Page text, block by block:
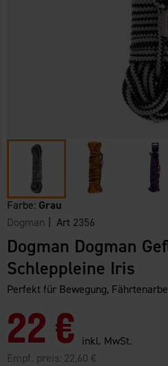
Farbe: Grau
Dogman | Art 2356
Dogman Dogman
Schleppleine Iris
Perfekt für Bewegung,
22 € inkl. MwSt.
Empf. preis: 22,60 €